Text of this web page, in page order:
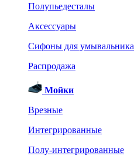
Полупьедесталы
Аксессуары
Сифоны для умывальника
Распродажа
Мойки
Врезные
Интегрированные
Полу-интегрированные